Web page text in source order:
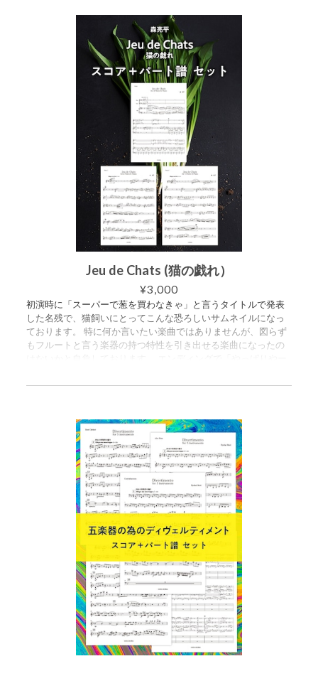
=== 森亮平作曲「成田にて」の楽譜セットです。 スコア譜と
パート譜（フルート・オーボエ）がセットになっています。ご
購入いただくと、3つのPDFが入ったZIPファイルをダウンロー
ドできます。 ・スコア譜 14ページ ・パート譜（フルート）
4ページ ・パート譜（オーボエ） 3ページ
Jeu de Chats (猫の戯れ）
¥3,000
初演時に「スーパーで葱を買わなきゃ」と言うタイトルで発表
した名残で、猫飼いにとってこんな恐ろしいサムネイルになっ
ております。 特に何か言いたい楽曲ではありませんが、図らず
もフルートと言う楽器の持つ特性を引き出せる楽曲になったの
いうタイトルにそぐわないなぁと思っています。 （森亮平） ==
ト2）がセットになっています。ご購入いただくと、3つのPDF
が入ったZIPファイルをダウンロードできます。 ・スコア譜 1
0ページ ・パート譜（フルート1） 4ページ ・パート譜（フル
ート2） 4ページ ■ この曲は、2024年2月27日のライブ配
信コンサートで演奏されます。 https://www.youtube.com/watc
h?v=IGEdSgsDiYI